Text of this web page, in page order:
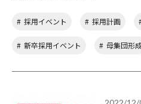
採用イベント 採用計画
新卒採用イベント 母集団形